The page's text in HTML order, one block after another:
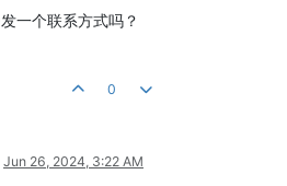
一个联系方式吗？
0
Jun 26, 2024, 3:22 AM